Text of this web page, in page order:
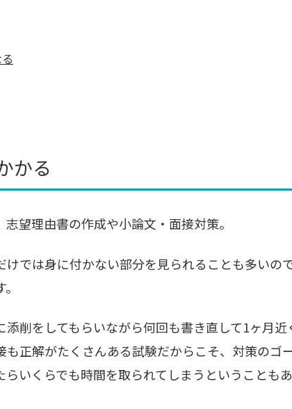
かる
望理由書の作成や小論文・面接対策。
けでは身に付かない部分を見られることも多いの
削をしてもらいながら何回も書き直して1ヶ月近
も正解がたくさんある試験だからこそ、対策のゴ
いくらでも時間を取られてしまうということもあ